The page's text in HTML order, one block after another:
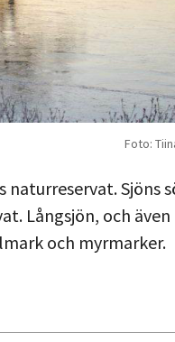
Foto:
naturreservat. Sjöns
Långsjön, och även
och myrmarker.